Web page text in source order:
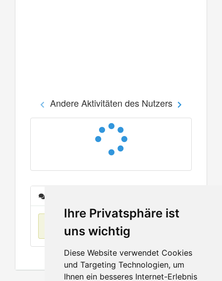
Ihre Privatsphäre ist
uns wichtig
Diese Website verwendet Cookies
und Targeting Technologien, um
Ihnen ein besseres Internet-Erlebnis
Andere Aktivitäten des Nutzers
Keine Einträge